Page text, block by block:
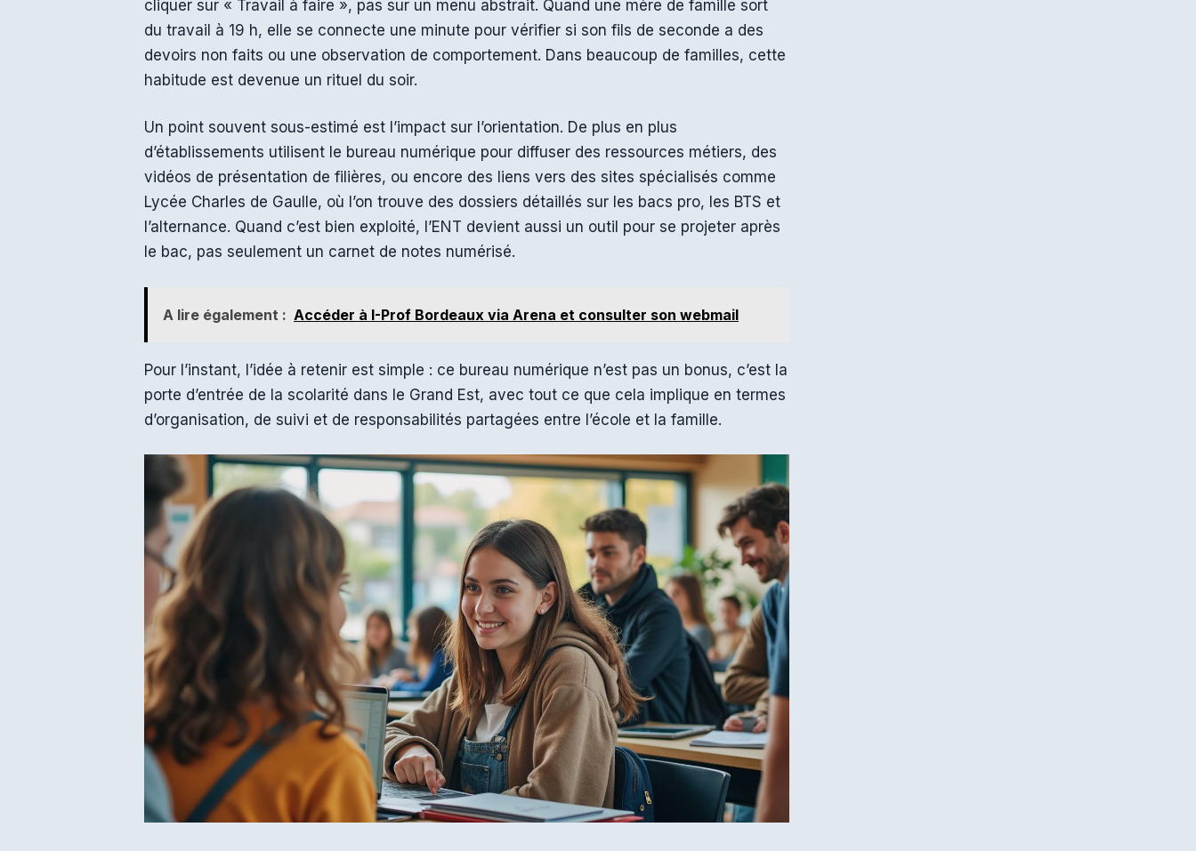
cliquer sur « Travail à faire », pas sur un menu abstrait. Quand une mère de famille sort
du travail à 19 h, elle se connecte une minute pour vérifier si son fils de seconde a des
devoirs non faits ou une observation de comportement. Dans beaucoup de familles, cette
habitude est devenue un rituel du soir.
Un point souvent sous-estimé est l’impact sur l’orientation. De plus en plus
d’établissements utilisent le bureau numérique pour diffuser des ressources métiers, des
vidéos de présentation de filières, ou encore des liens vers des sites spécialisés comme
Lycée Charles de Gaulle, où l’on trouve des dossiers détaillés sur les bacs pro, les BTS et
l’alternance. Quand c’est bien exploité, l’ENT devient aussi un outil pour se projeter après
le bac, pas seulement un carnet de notes numérisé.
A lire également : Accéder à I-Prof Bordeaux via Arena et consulter son webmail
Pour l’instant, l’idée à retenir est simple : ce bureau numérique n’est pas un bonus, c’est la
porte d’entrée de la scolarité dans le Grand Est, avec tout ce que cela implique en termes
d’organisation, de suivi et de responsabilités partagées entre l’école et la famille.